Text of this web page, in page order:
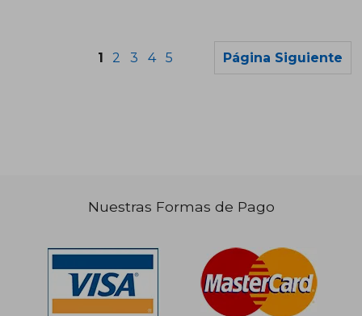
50%
dcto. $ 59.088
50%
dcto.
1 2 3 4 5 Página Siguiente
Nuestras Formas de Pago